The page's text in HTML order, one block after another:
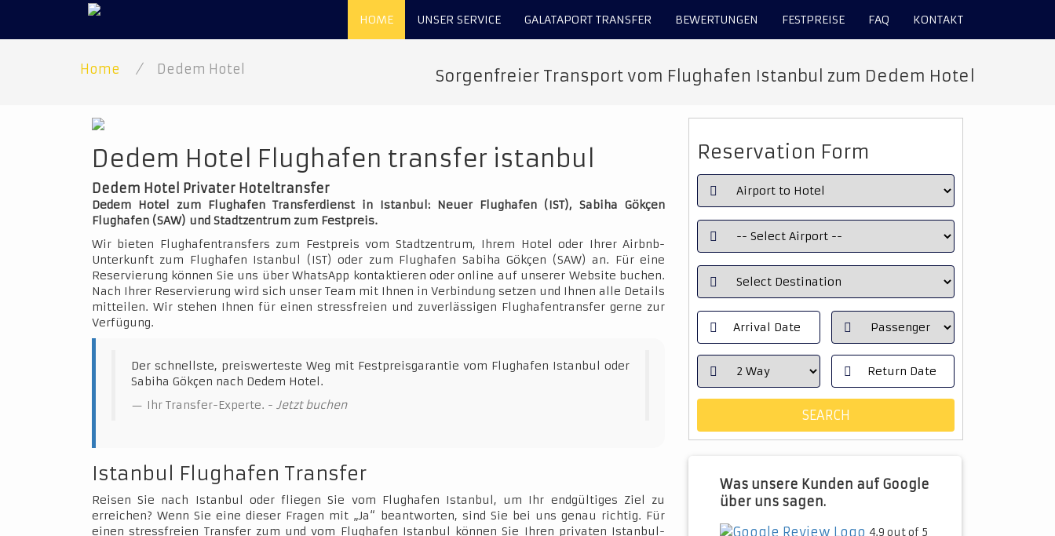
HOME UNSER SERVICE GALATAPORT TRANSFER BEWERTUNGEN FESTPREISE FAQ KONTAKT
Home / Dedem Hotel Sorgenfreier Transport vom Flughafen Istanbul zum Dedem Hotel
Dedem Hotel Flughafen transfer istanbul
Dedem Hotel Privater Hoteltransfer
Dedem Hotel zum Flughafen Transferdienst in Istanbul: Neuer Flughafen (IST), Sabiha Gökçen
Flughafen (SAW) und Stadtzentrum zum Festpreis.
Wir bieten Flughafentransfers zum Festpreis vom Stadtzentrum, Ihrem Hotel oder Ihrer Airbnb-
Unterkunft zum Flughafen Istanbul (IST) oder zum Flughafen Sabiha Gökçen (SAW) an. Für eine
Reservierung können Sie uns über WhatsApp kontaktieren oder online auf unserer Website buchen.
Nach Ihrer Reservierung wird sich unser Team mit Ihnen in Verbindung setzen und Ihnen alle Details
mitteilen. Wir stehen Ihnen für einen stressfreien und zuverlässigen Flughafentransfer gerne zur
Verfügung.
Der schnellste, preiswerteste Weg mit Festpreisgarantie vom Flughafen Istanbul oder
Sabiha Gökçen nach Dedem Hotel.
Ihr Transfer-Experte. - Jetzt buchen
Istanbul Flughafen Transfer
Reisen Sie nach Istanbul oder fliegen Sie vom Flughafen Istanbul, um Ihr endgültiges Ziel zu
erreichen? Wenn Sie eine dieser Fragen mit „Ja“ beantworten, sind Sie bei uns genau richtig. Für
einen stressfreien Transfer zum und vom Flughafen Istanbul können Sie Ihren privaten Istanbul-
Reservation Form
Was unsere Kunden auf Google
über uns sagen.
4.9 out of 5